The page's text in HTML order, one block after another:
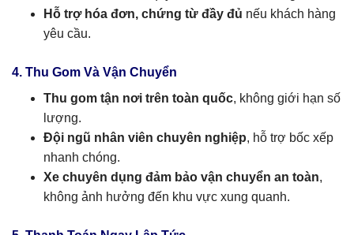
Hỗ trợ hóa đơn, chứng từ đầy đủ nếu khách hàng
yêu cầu.
4. Thu Gom Và Vận Chuyển
Thu gom tận nơi trên toàn quốc, không giới hạn số
lượng.
Đội ngũ nhân viên chuyên nghiệp, hỗ trợ bốc xếp
nhanh chóng.
Xe chuyên dụng đảm bảo vận chuyển an toàn,
không ảnh hưởng đến khu vực xung quanh.